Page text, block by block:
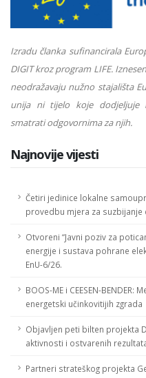
Izradu članka sufinancirala
DIGIT kroz program LIFE.
neodražavaju nužno stajališta
unija ni tijelo koje dodjeljuje
smatrati odgovornima za njih.
Najnovije vijesti
Četiri jedinice lokalne
provedbu mjera za suzbijanje
Otvoreni “Javni poziv za
energije i sustava pohrane
EnU-6/26.
BOOS-ME i CEESEN-
energetski učinkovitijih zgrada
Objavljen peti bilten projekta
aktivnosti i ostvarenih
Partneri strateškog projekta